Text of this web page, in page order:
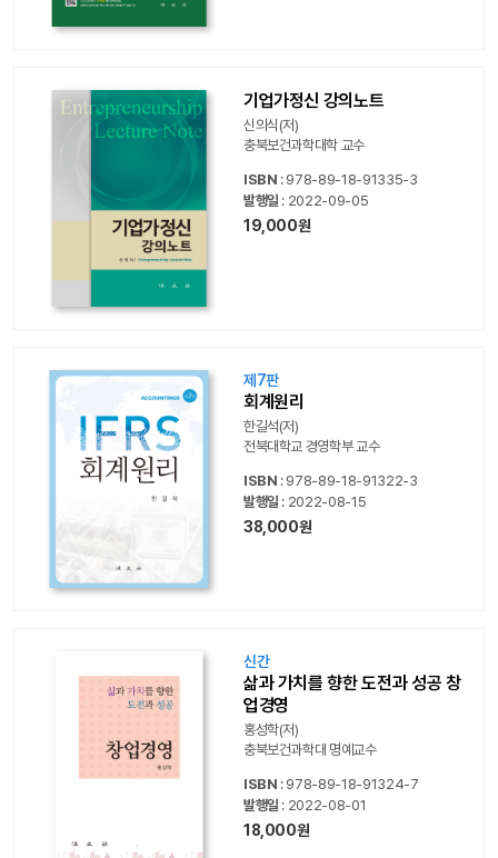
기업가정신 강의노트
신의식(저)
충북보건과학대학 교수
ISBN : 978-89-18-91335-3
발행일 : 2022-09-05
19,000원
제7판
회계원리
한길석(저)
전북대학교 경영학부 교수
ISBN : 978-89-18-91322-3
발행일 : 2022-08-15
38,000원
신간
삶과 가치를 향한 도전과 성공 창
업경영
홍성학(저)
충북보건과학대 명예교수
ISBN : 978-89-18-91324-7
발행일 : 2022-08-01
18,000원